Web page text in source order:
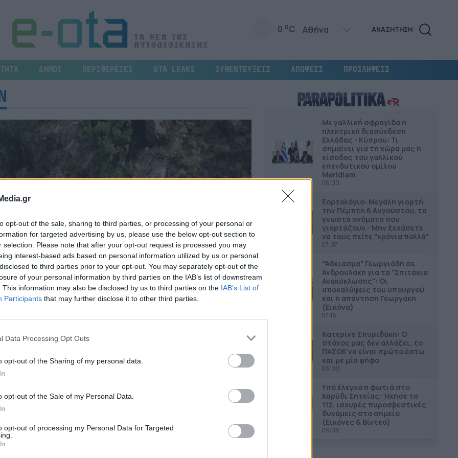
opt-out of the sale, sharing to third parties, or processing of your personal or
for targeted advertising by us, please use the below opt-out section to
selection. Please note that after your opt-out request is processed you may
interest-based ads based on personal information utilized by us or personal
to third parties prior to your opt-out. You may separately opt-out of the
of your personal information by third parties on the IAB’s list of downstream
This information may also be disclosed by us to third parties on the IAB’s List of
Participants that may further disclose it to other third parties.
Data Processing Opt Outs
opt-out of the Sharing of my personal data.
opt-out of the Sale of my Personal Data.
opt-out of processing my Personal Data for Targeted
0 oC ΑΝΑΖΗΤΗΣΗ
ΔΗΜΟΙ ΠΕΡΙΦΕΡΕΙΕΣ OTA LEAKS ΣΥΝΕΝΤΕΥΞΕΙΣ ΑΠΟΨΕΙΣ ΠΡΟΣΛΗΨΕΙΣ
τα νέα για
Με γαλλική σφραγίδα η
ηλεκτρική διασύνδεση
Ελλάδας - Κύπρου: Τι
σημαίνει για τη χώρα μας η
είσοδος του γαλλικού
επενδυτικού ομίλου
Meridiam
06:00
Εορτολόγιο: Μεγάλη γιορτή
την Πέμπτη 6 Αυγούστου, τα
γνωστά ονόματα που
γιορτάζουν - Μην ξεχάσετε
να τους πείτε "χρόνια πολλά"
07:07
"Άδειασµα" Γεωργιάδη σε
Ανδρουλάκη για τα "Σπιτάκια
Ανακύκλωσης": Οι
αποκαλύψεις του υπουργού
και η απάντηση Γεωργάκη
(Εικόνα)
07:16
Kατερίνα Σπυριδάκη: Ο
στόχος μας δεν αλλάζει, το
ΠΑΣΟΚ να είναι πρώτο έστω
και με μία ψήφο
06:00
Υπό έλεγχο η φωτιά στο
Καρύδι Σητείας: Ήχησε το
112, ισχυρές πυροσβεστικές
δυνάμεις στο σημείο
(Εικόνες & Βίντεο)
09:06